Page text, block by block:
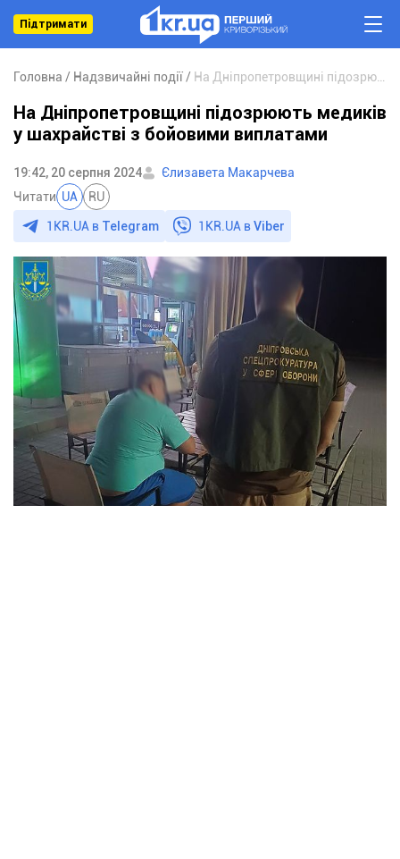
Підтримати
Головна Надзвичайні події
На Дніпропетровщині підозрюють медиків
у шахрайстві з бойовими виплатами
19:42, 20 серпня 2024
Єлизавета Макарчева
Читати UA RU
1KR.UA в Telegram 1KR.UA вViber